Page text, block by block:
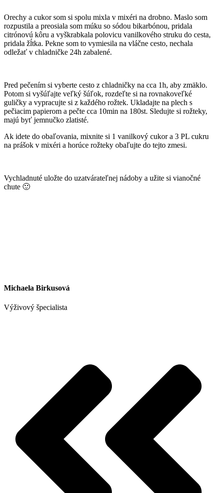
Orechy a cukor som si spolu mixla v mixéri na drobno. Maslo som
rozpustila a preosiala som múku so sódou bikarbónou, pridala
citrónovú kôru a vyškrabkala polovicu vanilkového struku do cesta,
pridala žĺtka. Pekne som to vymiesila na vláčne cesto, nechala
odležať v chladničke 24h zabalené.
Pred pečením si vyberte cesto z chladničky na cca 1h, aby zmäklo.
Potom si vyšúľajte veľký šúľok, rozdeľte si na rovnakoveľké
guličky a vypracujte si z každého rožtek. Ukladajte na plech s
pečiacim papierom a pečte cca 10min na 180st. Sledujte si rožteky,
majú byť jemnučko zlatisté.
Ak idete do obaľovania, mixnite si 1 vanilkový cukor a 3 PL cukru
na prášok v mixéri a horúce rožteky obaľujte do tejto zmesi.
Vychladnuté uložte do uzatvárateľnej nádoby a užite si vianočné
chute 🙂
Michaela Birkusová
Výživový špecialista